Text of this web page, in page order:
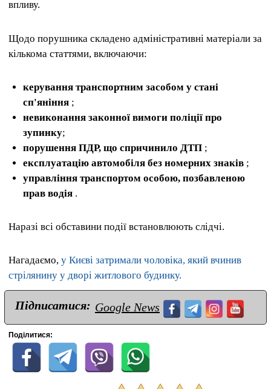
впливу.
Щодо порушника складено адміністративні матеріали за
кількома статтями, включаючи:
керування транспортним засобом у стані
сп'яніння ;
невиконання законної вимоги поліції про
зупинку;
порушення ПДР, що спричинило ДТП ;
експлуатацію автомобіля без номерних знаків ;
управління транспортом особою, позбавленою
прав водія .
Наразі всі обставини події встановлюють слідчі.
Нагадаємо, у Києві затримали чоловіка, який вчинив
стрілянину у дворі житлового будинку.
Підписатися: Google News
Поділитися: